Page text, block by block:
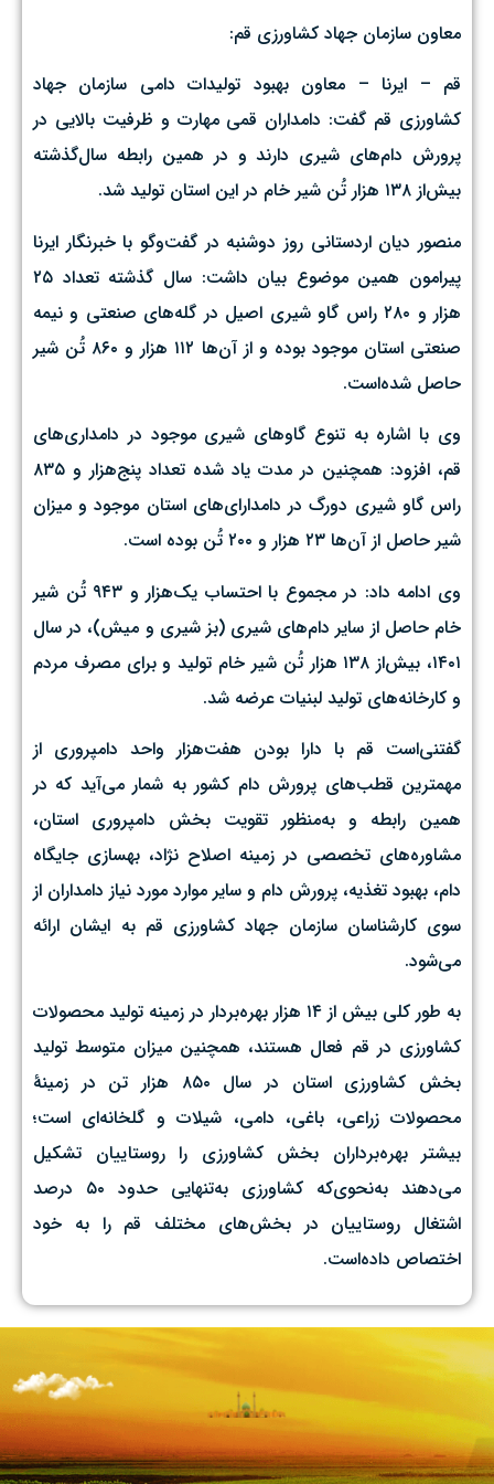
معاون سازمان جهاد کشاورزی قم:
قم – ایرنا – معاون بهبود تولیدات دامی سازمان جهاد
کشاورزی قم گفت: دامداران قمی مهارت و ظرفیت بالایی در
پرورش دام‌های شیری دارند و در همین رابطه سال‌گذشته
بیش‌از ۱۳۸ هزار تُن شیر خام در این استان تولید شد.
منصور دیان اردستانی روز دوشنبه در گفت‌وگو با خبرنگار ایرنا
پیرامون همین موضوع بیان داشت: سال گذشته تعداد ۲۵
هزار و ۲۸۰ راس گاو شیری اصیل در گله‌های صنعتی و نیمه‌
صنعتی استان موجود بوده‌ و از آن‌ها ۱۱۲ هزار و ۸۶۰ تُن شیر
حاصل شده‌است.
وی با اشاره به تنوع گاوهای شیری موجود در دامداری‌های
قم، افزود: همچنین در مدت یاد شده تعداد پنج‌هزار و ۸۳۵
راس گاو شیری دورگ در دامدارای‌های استان موجود و میزان
شیر حاصل از آن‌ها ۲۳ هزار و ۲۰۰ تُن بوده است.
وی ادامه داد: در مجموع با احتساب یک‌هزار و ۹۴۳ تُن شیر
خام حاصل از سایر دام‌های شیری (بز شیری و میش)، در سال
۱۴۰۱، بیش‌از ۱۳۸ هزار تُن شیر خام تولید و برای مصرف مردم
و کارخانه‌های تولید لبنیات عرضه شد.
گفتنی‌است قم با دارا بودن هفت‌هزار واحد دامپروری از
مهمترین قطب‌های پرورش دام کشور به شمار می‌آید که در
همین رابطه و به‌منظور تقویت بخش دامپروری استان،
مشاوره‌های تخصصی در زمینه اصلاح نژاد، بهسازی جایگاه
دام،‌ بهبود تغذیه، پرورش دام و سایر موارد مورد نیاز دامداران از
سوی کارشناسان سازمان جهاد کشاورزی قم به ایشان ارائه
می‌شود.
به طور کلی بیش از ۱۴ هزار بهره‌بردار در زمینه تولید محصولات
کشاورزی در قم فعال هستند، همچنین میزان متوسط تولید
بخش کشاورزی استان در سال ۸۵۰ هزار تن در زمینهٔ
محصولات زراعی،‌ باغی،‌ دامی، شیلات و گلخانه‌ای است؛
بیشتر بهره‌برداران بخش کشاورزی را روستاییان تشکیل
می‌دهند به‌نحوی‌که کشاورزی به‌تنهایی حدود ۵۰ درصد
اشتغال روستاییان در بخش‌های مختلف قم را به خود
اختصاص داده‌است.